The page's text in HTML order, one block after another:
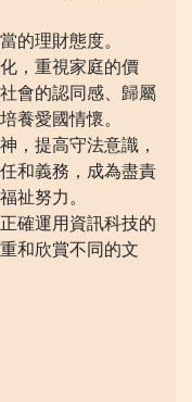
的理財態度。
，重視家庭的價
會的認同感、歸屬
養愛國情懷。
，提高守法意識，
和義務，成為盡責
祉努力。
確運用資訊科技的
和欣賞不同的文